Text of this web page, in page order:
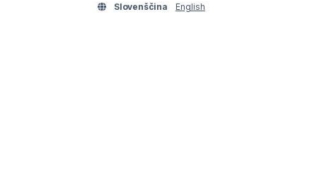
Slovenščina
English